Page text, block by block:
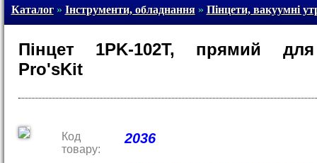
Каталог» Інструменти, обладнання» Пінцети, вакуумні
Пінцет 1PK-102T, прямий
Pro'sKit
Код
товару:
2036